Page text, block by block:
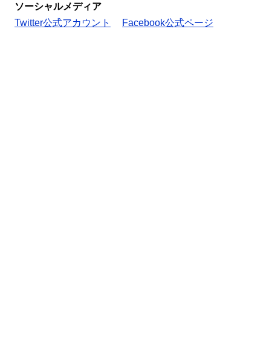
ソーシャルメディア
Twitter公式アカウント
Facebook公式ページ